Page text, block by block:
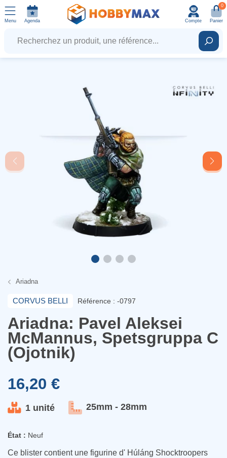
Menu Agenda Compte
0
Panier
Recherchez un produit, une référence...
Ariadna
CORVUS BELLI Référence : -0797
Ariadna: Pavel Aleksei
McMannus, Spetsgruppa C
(Ojotnik)
16,20 €
1 unité 25mm - 28mm
État : Neuf
Ce blister contient une figurine d' Húláng Shocktroopers